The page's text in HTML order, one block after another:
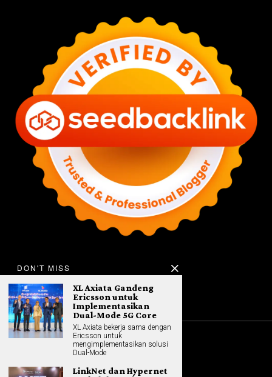
All rights reserved. Hybrid.co.id
DON'T MISS
XL Axiata Gandeng
Ericsson untuk
Implementasikan
Dual-Mode 5G Core
XL Axiata bekerja sama dengan
Ericsson untuk
mengimplementasikan solusi
Dual-Mode
LinkNet dan Hypernet